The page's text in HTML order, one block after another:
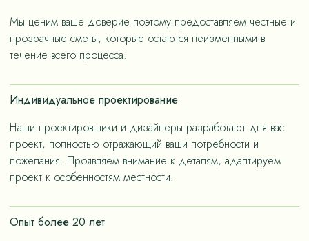
Мы ценим ваше доверие поэтому предоставляем честные и
прозрачные сметы, которые остаются неизменными в
течение всего процесса.
Индивидуальное проектирование
Наши проектировщики и дизайнеры разработают для вас
проект, полностью отражающий ваши потребности и
пожелания. Проявляем внимание к деталям, адаптируем
проект к особенностям местности.
Опыт более 20 лет